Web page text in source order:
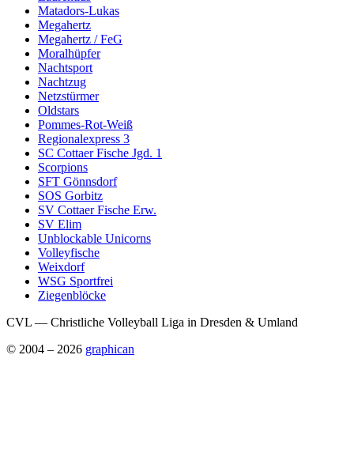
Matadors-Lukas
Megahertz
Megahertz / FeG
Moralhüpfer
Nachtsport
Nachtzug
Netzstürmer
Oldstars
Pommes-Rot-Weiß
Regionalexpress 3
SC Cottaer Fische Jgd. 1
Scorpions
SFT Gönnsdorf
SOS Gorbitz
SV Cottaer Fische Erw.
SV Elim
Unblockable Unicorns
Volleyfische
Weixdorf
WSG Sportfrei
Ziegenblöcke
CVL — Christliche Volleyball Liga in Dresden & Umland
© 2004 – 2026 graphican